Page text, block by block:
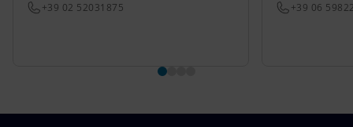
+39 02 52031875 +39 06